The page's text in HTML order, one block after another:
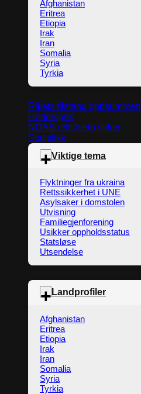
Afghanistan
Eritrea
Etiopia
Irak
Iran
Somalia
Syria
Tyrkia
Rikets tilstand oppsummert
Hederspris
NOAS rettshjelp virker
Statistikk
Viktige tema
Flyktninger fra ukraina
Rettssikkerhet i UNE
Asylsaker i domstolen
Utvisning
Familiegjenforening
Usikker oppholdsstatus
Statsløse
Utsendelse
Landprofiler
Afghanistan
Eritrea
Etiopia
Irak
Iran
Somalia
Syria
Tyrkia